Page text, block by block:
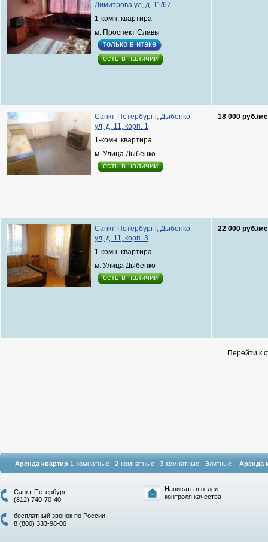
Димитрова ул, д. 11/67
1-комн. квартира
м. Проспект Славы
только в итаке
есть в наличии
Санкт-Петербург г, Дыбенко
ул, д. 11, корп. 1
1-комн. квартира
м. Улица Дыбенко
есть в наличии
18 000 руб./
Санкт-Петербург г, Дыбенко
ул, д. 11, корп. 3
1-комн. квартира
м. Улица Дыбенко
есть в наличии
22 000 руб./
Перейти к
Аренда квартир 1-комнатные | 2-комнатные | 3-комнатные | Элитные Аренда
Санкт-Петербург
(812) 740-70-40
бесплатный звонок по России
8 (800) 333-98-00
Написать в отдел
контроля качества